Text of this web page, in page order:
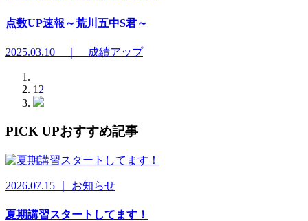
点数UP速報～荒川五中S君～
2025.03.10 ｜ 成績アップ
1 2
PICK UPおすすめ記事
2026.07.15 ｜ お知らせ
夏期講習スタートしてます！